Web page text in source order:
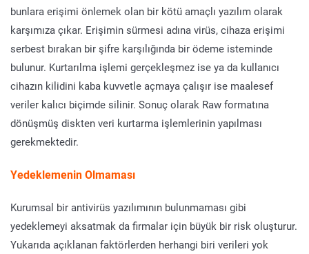
bunlara erişimi önlemek olan bir kötü amaçlı yazılım olarak
karşımıza çıkar. Erişimin sürmesi adına virüs, cihaza erişimi
serbest bırakan bir şifre karşılığında bir ödeme isteminde
bulunur. Kurtarılma işlemi gerçekleşmez ise ya da kullanıcı
cihazın kilidini kaba kuvvetle açmaya çalışır ise maalesef
veriler kalıcı biçimde silinir. Sonuç olarak Raw formatına
dönüşmüş diskten veri kurtarma işlemlerinin yapılması
gerekmektedir.
Yedeklemenin Olmaması
Kurumsal bir antivirüs yazılımının bulunmaması gibi
yedeklemeyi aksatmak da firmalar için büyük bir risk oluşturur.
Yukarıda açıklanan faktörlerden herhangi biri verileri yok